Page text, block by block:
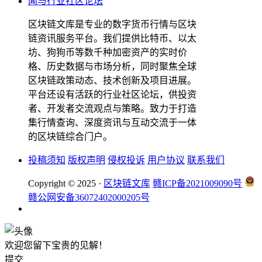
区块链文库是专业的数字货币行情与区块
链资讯服务平台。我们提供比特币、以太
坊、狗狗币等数千种加密资产的实时价
格、历史数据与市场分析，同时聚焦全球
区块链政策动态、技术创新及项目进展。
平台还设有活跃的行业社区论坛，供投资
者、开发者交流观点与策略。致力于打造
集行情查询、深度资讯与互动交流于一体
的区块链综合门户。
投稿须知 版权声明 侵权投诉 用户协议 联系我们
Copyright © 2025 · 区块链文库 赣ICP备2021009090号
赣公网安备36072402000205号
欢迎您留下宝贵的见解！
提交